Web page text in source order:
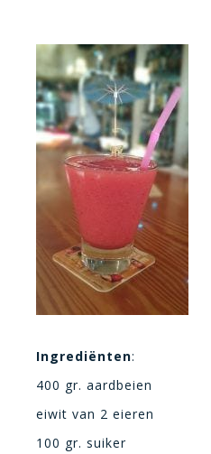
Ingrediënten:
400 gr. aardbeien
eiwit van 2 eieren
100 gr. suiker